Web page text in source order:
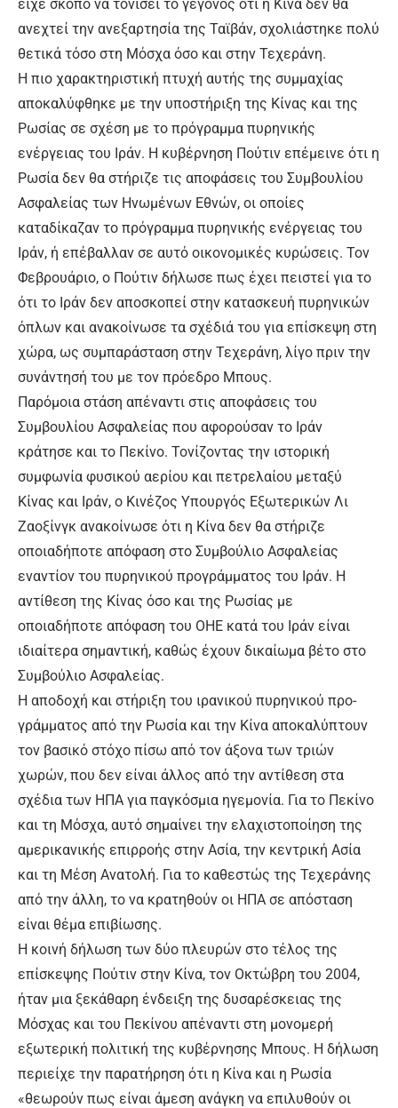
είχε σκοπό να τονίσει το γεγονός ότι η Κίνα δεν θα
ανεχτεί την ανεξαρτησία της Ταϊβάν, σχολιάστηκε πολύ
θετικά τόσο στη Μόσχα όσο και στην Τεχεράνη.
Η πιο χαρακτηριστική πτυχή αυτής της συμμαχίας
αποκαλύφθηκε με την υποστήριξη της Κίνας και της
Ρωσίας σε σχέση με το πρόγραμμα πυρηνικής
ενέργειας του Ιράν. Η κυβέρνηση Πούτιν επέμεινε ότι η
Ρωσία δεν θα στήριζε τις αποφάσεις του Συμβουλίου
Ασφαλείας των Ηνωμένων Εθνών, οι οποίες
καταδίκαζαν το πρόγραμμα πυρηνικής ενέργειας του
Ιράν, ή επέβαλλαν σε αυτό οικονομικές κυρώσεις. Τον
Φεβρουάριο, ο Πούτιν δήλωσε πως έχει πειστεί για το
ότι το Ιράν δεν αποσκοπεί στην κατασκευή πυρηνικών
όπλων και ανακοίνωσε τα σχέδιά του για επίσκεψη στη
χώρα, ως συμπαράσταση στην Τεχεράνη, λίγο πριν την
συνάντησή του με τον πρόεδρο Μπους.
Παρόμοια στάση απέναντι στις αποφάσεις του
Συμβουλίου Ασφαλείας που αφορούσαν το Ιράν
κράτησε και το Πεκίνο. Τονίζοντας την ιστορική
συμφωνία φυσικού αερίου και πετρελαίου μεταξύ
Κίνας και Ιράν, ο Κινέζος Υπουργός Εξωτερικών Λι
Ζαοξίνγκ ανακοίνωσε ότι η Κίνα δεν θα στήριζε
οποιαδήποτε απόφαση στο Συμβούλιο Ασφαλείας
εναντίον του πυρηνικού προγράμματος του Ιράν. Η
αντίθεση της Κίνας όσο και της Ρωσίας με
οποιαδήποτε απόφαση του ΟΗΕ κατά του Ιράν είναι
ιδιαίτερα σημαντική, καθώς έχουν δικαίωμα βέτο στο
Συμβούλιο Ασφαλείας.
Η αποδοχή και στήριξη του ιρανικού πυρηνικού προ­­
γράμματος από την Ρωσία και την Κίνα αποκαλύπτουν
τον βασικό στόχο πίσω από τον άξονα των τριών
χωρών, που δεν είναι άλλος από την αντίθεση στα
σχέδια των ΗΠΑ για παγκόσμια ηγεμονία. Για το Πεκίνο
και τη Μόσχα, αυτό σημαίνει την ελαχιστοποίηση της
αμερικανικής επιρροής στην Ασία, την κεντρική Ασία
και τη Μέση Ανατολή. Για το καθεστώς της Τεχεράνης
από την άλλη, το να κρατηθούν οι ΗΠΑ σε απόσταση
είναι θέμα επιβίωσης.
Η κοινή δήλωση των δύο πλευρών στο τέλος της
επίσκεψης Πούτιν στην Κίνα, τον Οκτώβρη του 2004,
ήταν μια ξεκάθαρη ένδειξη της δυσαρέσκειας της
Μόσχας και του Πεκίνου απέναντι στη μονομερή
εξωτερική πολιτική της κυβέρνησης Μπους. H δήλωση
περιείχε την παρατήρηση ότι η Κίνα και η Ρωσία
«θεωρούν πως είναι άμεση ανάγκη να επιλυθούν οι